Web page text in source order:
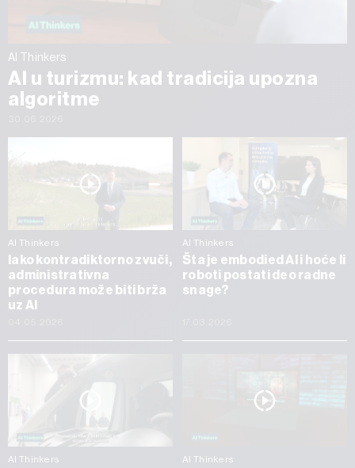
AI Thinkers
AI u turizmu: kad tradicija upozna
algoritme
AI Thinkers
Iako kontradiktorno zvuči,
administrativna
procedura može biti brža
uz AI
AI Thinkers
Šta je embodied AI i hoće li
roboti postati deo radne
snage?
AI Thinkers AI Thinkers